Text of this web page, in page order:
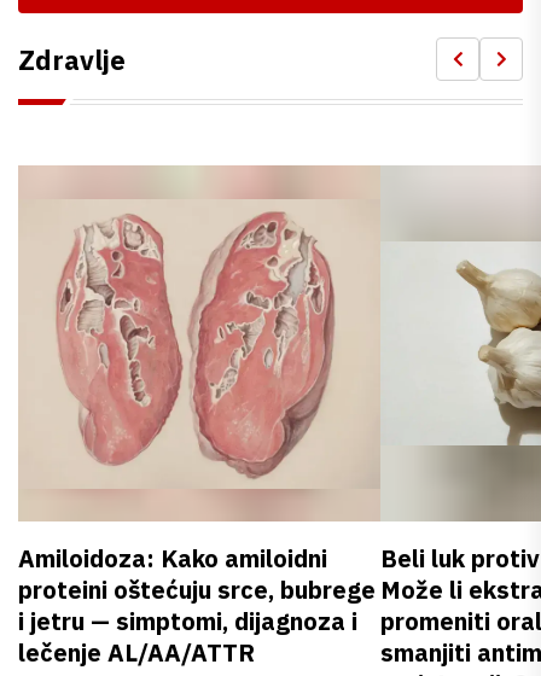
Zdravlje
Amiloidoza: Kako amiloidni
proteini oštećuju srce, bubrege
i jetru — simptomi, dijagnoza i
lečenje AL/AA/ATTR
Beli luk
Može li
promeniti
smanjiti